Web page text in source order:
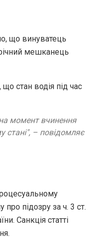
що винуватець
мешканець
стан водія під час
момент вчинення
стані", – повідомляє
про підозру за ч. 3 ст.
Санкція статті